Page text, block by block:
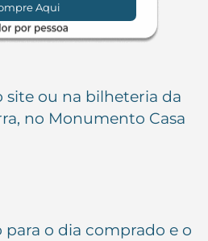
Aqui
site ou na bilheteria da
no Monumento Casa
para o dia comprado e o